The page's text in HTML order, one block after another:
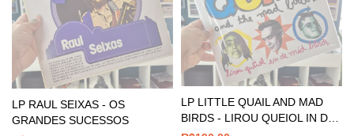
LP RAUL SEIXAS - OS
GRANDES SUCESSOS
LP LITTLE QUAIL AND MAD
BIRDS - LIROU QUEIOL IN DE